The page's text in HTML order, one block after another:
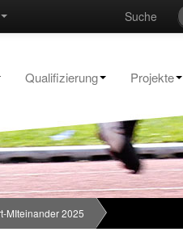
Suche
Qualifizierung Projekte
MIteinander 2025